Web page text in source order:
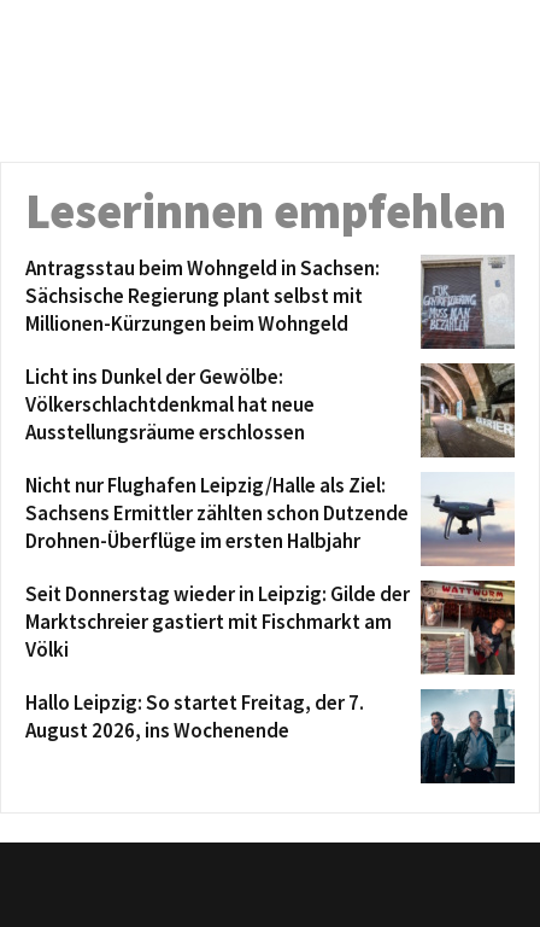
Leserinnen empfehlen
Antragsstau beim Wohngeld in Sachsen:
Sächsische Regierung plant selbst mit
Millionen-Kürzungen beim Wohngeld
Licht ins Dunkel der Gewölbe:
Völkerschlachtdenkmal hat neue
Ausstellungsräume erschlossen
Nicht nur Flughafen Leipzig/Halle als Ziel:
Sachsens Ermittler zählten schon Dutzende
Drohnen-Überflüge im ersten Halbjahr
Seit Donnerstag wieder in Leipzig: Gilde der
Marktschreier gastiert mit Fischmarkt am
Völki
Hallo Leipzig: So startet Freitag, der 7.
August 2026, ins Wochenende